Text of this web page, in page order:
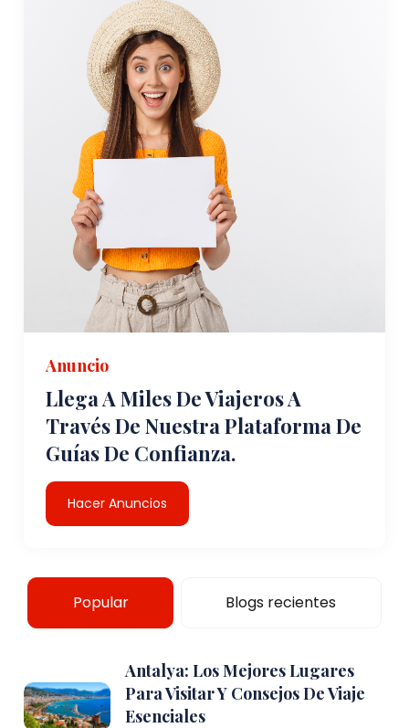
Anuncio
Llega A Miles De Viajeros A
Través De Nuestra Plataforma De
Guías De Confianza.
Hacer Anuncios
Popular Blogs recientes
Antalya: Los Mejores Lugares
Para Visitar Y Consejos De Viaje
Esenciales